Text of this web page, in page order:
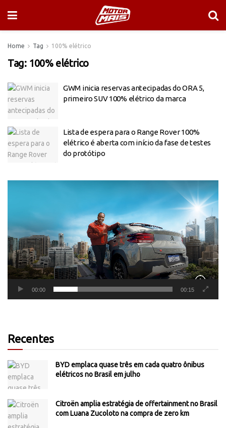
Home Tag 100% elétrico
Tag: 100% elétrico
GWM inicia reservas antecipadas do ORA 5,
primeiro SUV 100% elétrico da marca
Lista de espera para o Range Rover 100%
elétrico é aberta com início da fase de testes
do protótipo
00:00 00:15
Recentes
BYD emplaca quase três em cada quatro ônibus
elétricos no Brasil em julho
Citroën amplia estratégia de offertainment no Brasil
com Luana Zucoloto na compra de zero km